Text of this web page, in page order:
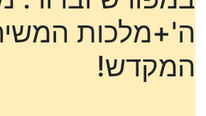
ה'+מלכות
המקדש!